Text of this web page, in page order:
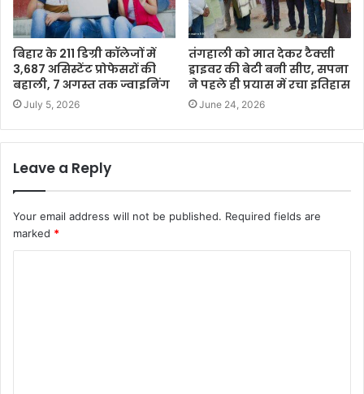
बिहार के 211 डिग्री कॉलेजों में
3,687 असिस्टेंट प्रोफेसरों की
बहाली, 7 अगस्त तक ज्वाइनिंग
July 5, 2026
तंगहाली को मात देकर टैक्सी
ड्राइवर की बेटी बनी सीए, सपना
ने पहले ही प्रयास में रचा इतिहास
June 24, 2026
Leave a Reply
Your email address will not be published. Required fields are
marked *